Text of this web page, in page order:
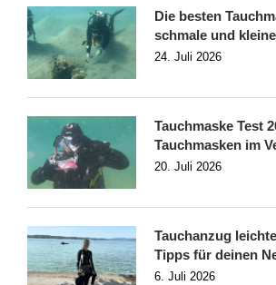
Die besten
schmale und
24. Juli 2026
Tauchmaske Test
Tauchmasken im
20. Juli 2026
Tauchanzug
Tipps für deinen
6. Juli 2026